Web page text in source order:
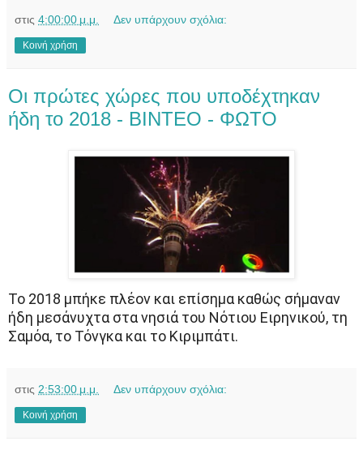
στις 4:00:00 μ.μ. Δεν υπάρχουν σχόλια:
Κοινή χρήση
Οι πρώτες χώρες που υποδέχτηκαν
ήδη το 2018 - ΒΙΝΤΕΟ - ΦΩΤΟ
Το 2018 μπήκε πλέον και επίσημα καθώς σήμαναν
ήδη μεσάνυχτα στα νησιά του Νότιου Ειρηνικού, τη
Σαμόα, το Τόνγκα και το Κιριμπάτι.
στις 2:53:00 μ.μ. Δεν υπάρχουν σχόλια:
Κοινή χρήση